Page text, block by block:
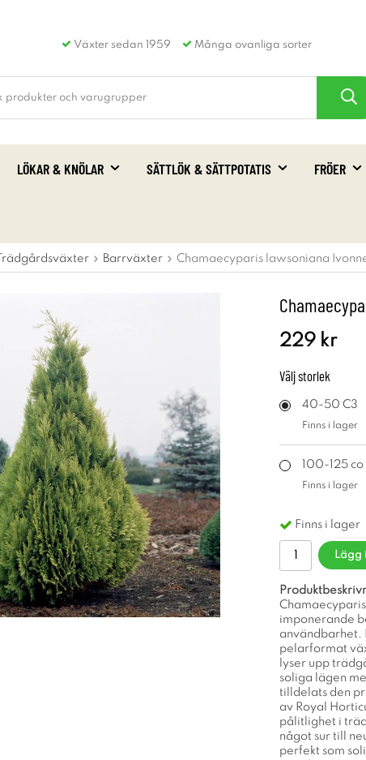
Växter sedan 1959 Många ovanliga sorter
LÖKAR & KNÖLAR SÄTTLÖK & SÄTTPOTATIS FRÖER
Trädgårdsväxter Barrväxter Chamaecyparis lawsoniana
229 kr
Väljstorlek
40-50 C3
Finns i lager
100-125 co
Finns i lager
Finns i lager
Lägg
imponerande
användbarhet.
pelarformat
lyser upp
soliga lägen
tilldelats den
av Royal
pålitlighet i
något sur till
perfekt som